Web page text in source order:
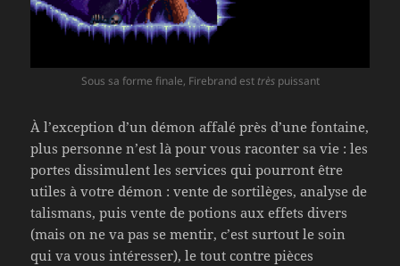
Sous sa forme finale, Firebrand est trèspuissant
À l’exception d’un démon affalé près d’une fontaine,
plus personne n’est là pour vous raconter sa vie : les
portes dissimulent les services qui pourront être
utiles à votre démon : vente de sortilèges, analyse de
talismans, puis vente de potions aux effets divers
(mais on ne va pas se mentir, c’est surtout le soin
qui va vous intéresser), le tout contre pièces